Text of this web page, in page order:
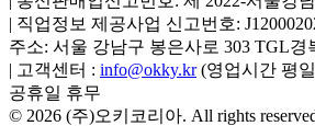
| 직업정보 제공사업 신고번호:
주소: 서울 강남구 봉은사로 303 TGL경
| 고객센터 : info@okky.kr (영업시간 평
공휴일 휴무
© 2026 (주)오키코리아. All rights